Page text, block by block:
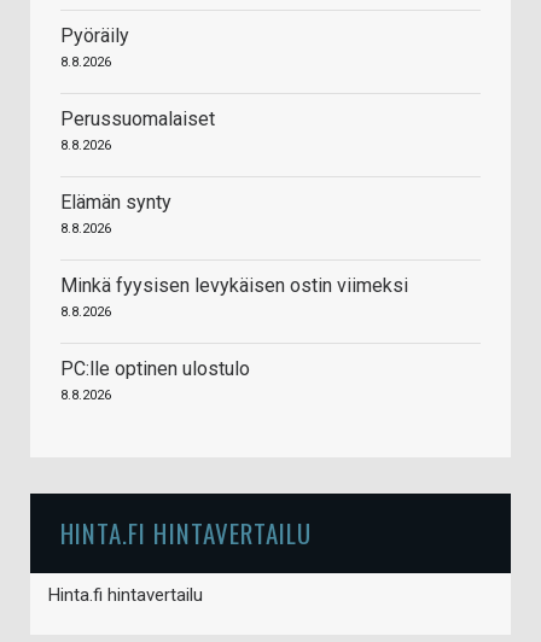
Pyöräily
8.8.2026
Perussuomalaiset
8.8.2026
Elämän synty
8.8.2026
Minkä fyysisen levykäisen ostin viimeksi
8.8.2026
PC:lle optinen ulostulo
8.8.2026
HINTA.FI HINTAVERTAILU
Hinta.fi hintavertailu